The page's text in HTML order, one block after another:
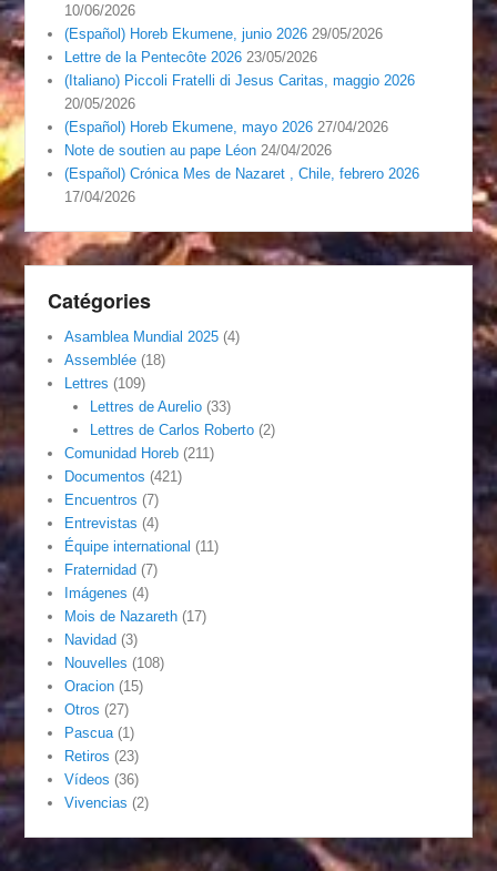
10/06/2026
(Español) Horeb Ekumene, junio 2026 29/05/2026
Lettre de la Pentecôte 2026 23/05/2026
(Italiano) Piccoli Fratelli di Jesus Caritas, maggio 2026
20/05/2026
(Español) Horeb Ekumene, mayo 2026 27/04/2026
Note de soutien au pape Léon 24/04/2026
(Español) Crónica Mes de Nazaret , Chile, febrero 2026
17/04/2026
Catégories
Asamblea Mundial 2025 (4)
Assemblée (18)
Lettres (109)
Lettres de Aurelio(33)
Lettres de Carlos Roberto(2)
Comunidad Horeb (211)
Documentos (421)
Encuentros (7)
Entrevistas (4)
Équipe international (11)
Fraternidad (7)
Imágenes (4)
Mois de Nazareth (17)
Navidad (3)
Nouvelles (108)
Oracion (15)
Otros (27)
Pascua (1)
Retiros (23)
Vídeos (36)
Vivencias (2)